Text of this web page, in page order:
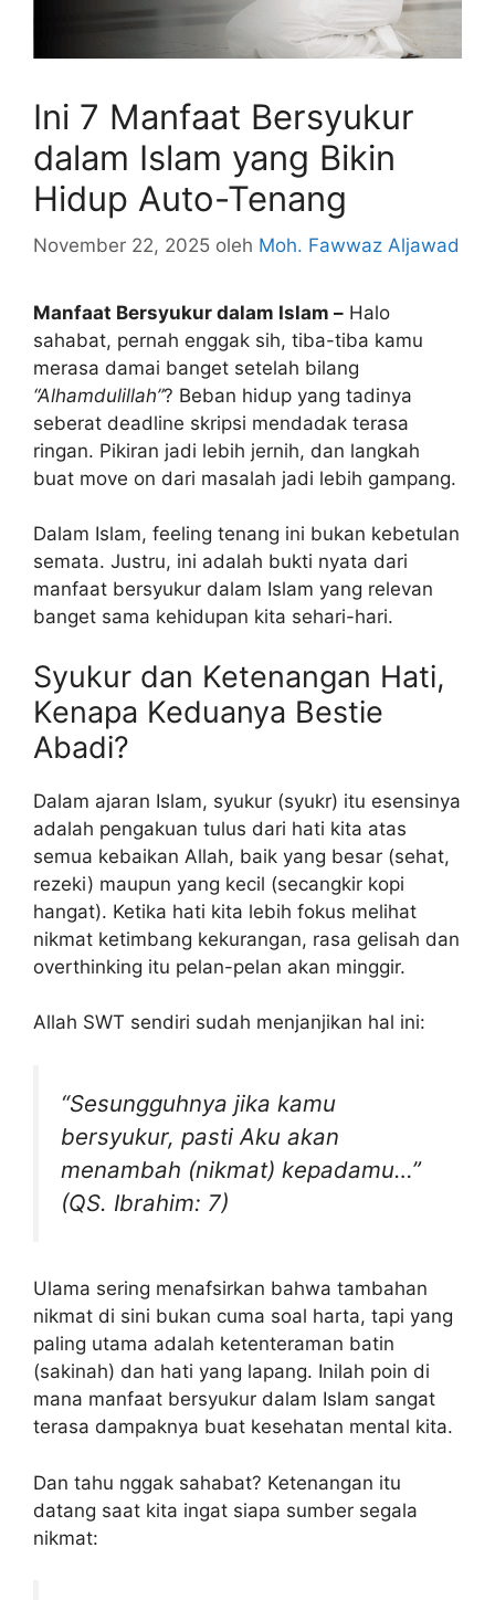
Ini 7 Manfaat Bersyukur
dalam Islam yang Bikin
Hidup Auto-Tenang
November 22, 2025 oleh Moh. Fawwaz Aljawad
Manfaat Bersyukur dalam Islam – Halo
sahabat, pernah enggak sih, tiba-tiba kamu
merasa damai banget setelah bilang
“Alhamdulillah”? Beban hidup yang tadinya
seberat deadline skripsi mendadak terasa
ringan. Pikiran jadi lebih jernih, dan langkah
buat move on dari masalah jadi lebih gampang.
Dalam Islam, feeling tenang ini bukan kebetulan
semata. Justru, ini adalah bukti nyata dari
manfaat bersyukur dalam Islam yang relevan
banget sama kehidupan kita sehari-hari.
Syukur dan Ketenangan Hati,
Kenapa Keduanya Bestie
Abadi?
Dalam ajaran Islam, syukur (syukr) itu esensinya
adalah pengakuan tulus dari hati kita atas
semua kebaikan Allah, baik yang besar (sehat,
rezeki) maupun yang kecil (secangkir kopi
hangat). Ketika hati kita lebih fokus melihat
nikmat ketimbang kekurangan, rasa gelisah dan
overthinking itu pelan-pelan akan minggir.
Allah SWT sendiri sudah menjanjikan hal ini:
“Sesungguhnya jika kamu
bersyukur, pasti Aku akan
menambah (nikmat) kepadamu…”
(QS. Ibrahim: 7)
Ulama sering menafsirkan bahwa tambahan
nikmat di sini bukan cuma soal harta, tapi yang
paling utama adalah ketenteraman batin
(sakinah) dan hati yang lapang. Inilah poin di
mana manfaat bersyukur dalam Islam sangat
terasa dampaknya buat kesehatan mental kita.
Dan tahu nggak sahabat? Ketenangan itu
datang saat kita ingat siapa sumber segala
nikmat: